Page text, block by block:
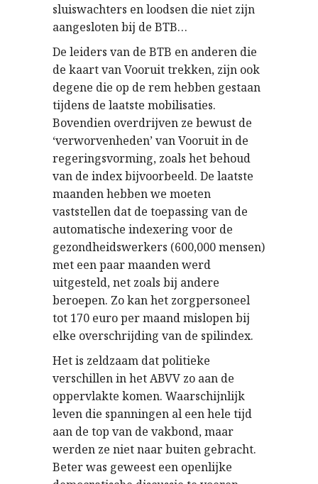
sluiswachters en loodsen die niet zijn
aangesloten bij de BTB…
De leiders van de BTB en anderen die
de kaart van Vooruit trekken, zijn ook
degene die op de rem hebben gestaan
tijdens de laatste mobilisaties.
Bovendien overdrijven ze bewust de
‘verworvenheden’ van Vooruit in de
regeringsvorming, zoals het behoud
van de index bijvoorbeeld. De laatste
maanden hebben we moeten
vaststellen dat de toepassing van de
automatische indexering voor de
gezondheidswerkers (600,000 mensen)
met een paar maanden werd
uitgesteld, net zoals bij andere
beroepen. Zo kan het zorgpersoneel
tot 170 euro per maand mislopen bij
elke overschrijding van de spilindex.
Het is zeldzaam dat politieke
verschillen in het ABVV zo aan de
oppervlakte komen. Waarschijnlijk
leven die spanningen al een hele tijd
aan de top van de vakbond, maar
werden ze niet naar buiten gebracht.
Beter was geweest een openlijke